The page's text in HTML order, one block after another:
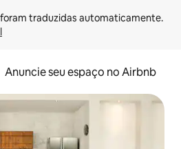
Anuncie seu espaço no Airbnb